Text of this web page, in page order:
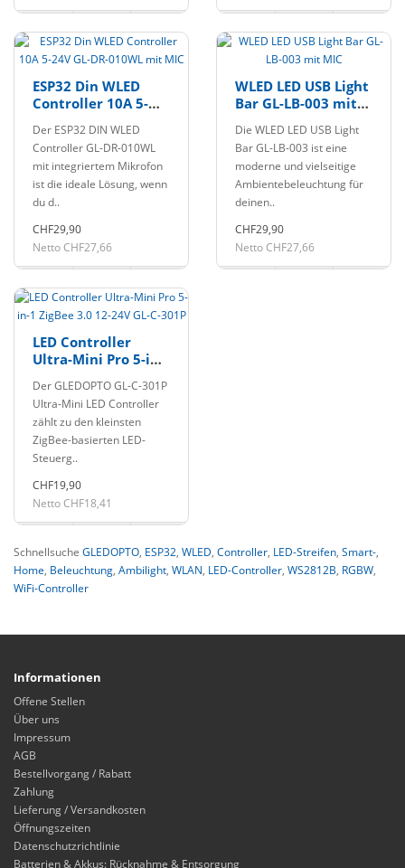
ESP32 Din WLED
Controller 10A 5-
mit MIC
Der ESP32 DIN WLED
Controller GL-DR-010WL
mit integriertem Mikrofon
ist die ideale Lösung, wenn
du d..
CHF29,90
Netto CHF27,66
WLED LED USB Light
Bar GL-LB-003 mit
Die WLED LED USB Light
Bar GL-LB-003 ist eine
moderne und vielseitige
Ambientebeleuchtung für
deinen..
CHF29,90
Netto CHF27,66
LED Controller
Ultra-Mini Pro 5-in-
GL-C-301P
Der GLEDOPTO GL-C-301P
Ultra-Mini LED Controller
zählt zu den kleinsten
ZigBee-basierten LED-
Steuerg..
CHF19,90
Netto CHF18,41
Schnellsuche GLEDOPTO, ESP32, WLED, Controller, LED-Streifen, Smart-,
Home, Beleuchtung, Ambilight, WLAN, LED-Controller, WS2812B, RGBW,
WiFi-Controller
Informationen
Offene Stellen
Über uns
Impressum
AGB
Bestellvorgang / Rabatt
Zahlung
Lieferung / Versandkosten
Öffnungszeiten
Datenschutzrichtlinie
Batterien & Akkus: Rücknahme & Entsorgung